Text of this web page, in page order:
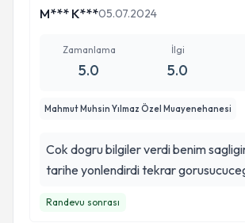
M*** K***05.07.2024
Zamanlama
5.0
İlgi
5.0
Mahmut Muhsin Yılmaz Özel Muayenehanesi
Cok dogru bilgiler verdi benim
tarihe yonlendirdi tekrar
Randevu sonrası